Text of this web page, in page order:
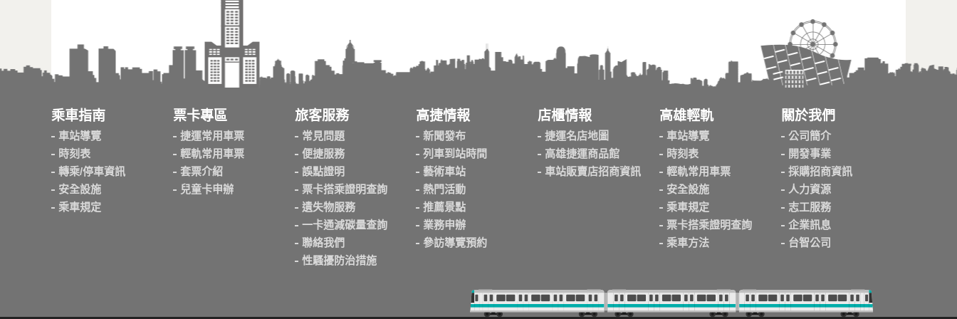
乘車指南
車站導覽
時刻表
轉乘/停車資訊
安全設施
乘車規定
票卡專區
捷運常用車票
輕軌常用車票
套票介紹
兒童卡申辦
旅客服務
常見問題
便捷服務
誤點證明
票卡搭乘證明查詢
遺失物服務
一卡通減碳量查詢
聯絡我們
性騷擾防治措施
高捷情報
新聞發布
列車到站時間
藝術車站
熱門活動
推薦景點
業務申辦
參訪導覽預約
店櫃情報
捷運名店地圖
高雄捷運商品館
車站販賣店招商資訊
高雄輕軌
車站導覽
時刻表
輕軌常用車票
安全設施
乘車規定
票卡搭乘證明查詢
乘車方法
關於我們
公司簡介
開發事業
採購招商資訊
人力資源
志工服務
企業訊息
台智公司